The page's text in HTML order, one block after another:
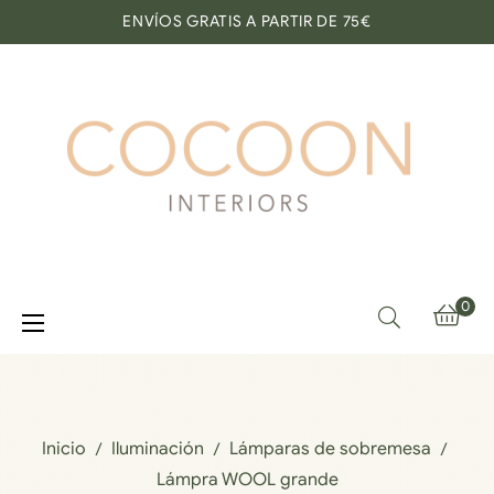
ENVÍOS GRATIS A PARTIR DE 75€
0
Navegación
de
☰
Inicio Iluminación
Lámparas de sobremesa
Lámpra WOOL grande